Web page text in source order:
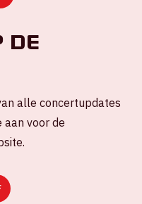
de
alle concertupdates
aan voor de